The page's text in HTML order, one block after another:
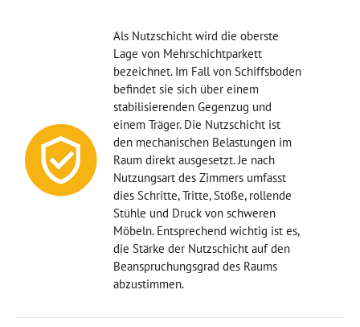
Als Nutzschicht wird die oberste
Lage von Mehrschichtparkett
bezeichnet. Im Fall von Schiffsboden
befindet sie sich über einem
stabilisierenden Gegenzug und
einem Träger. Die Nutzschicht ist
den mechanischen Belastungen im
Raum direkt ausgesetzt. Je nach
Nutzungsart des Zimmers umfasst
dies Schritte, Tritte, Stöße, rollende
Stühle und Druck von schweren
Möbeln. Entsprechend wichtig ist es,
die Stärke der Nutzschicht auf den
Beanspruchungsgrad des Raums
abzustimmen.